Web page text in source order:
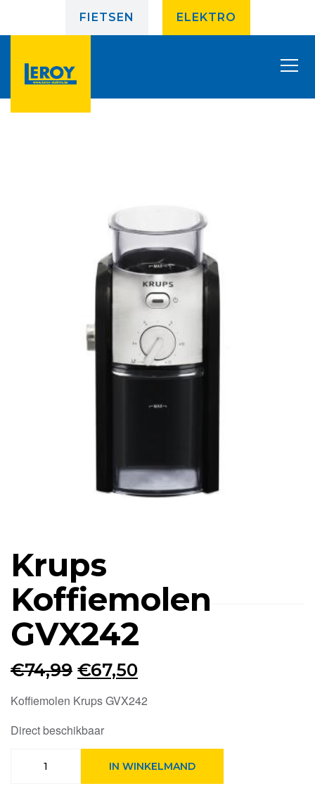
FIETSEN ELEKTRO
Krups
Koffiemolen
GVX242
€74,99 Oorspronkelijke
prijs
€74,99.
€67,50Huidige
prijs
€67,50.
Koffiemolen Krups GVX242
Direct beschikbaar
Koffiemolen
IN WINKELMAND